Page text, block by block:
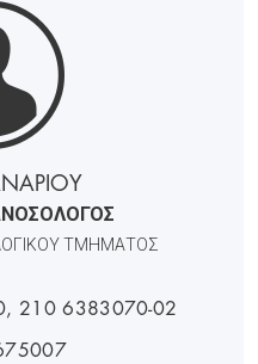
ΤΜΗΜΑΤΟΣ
210 6383070-02